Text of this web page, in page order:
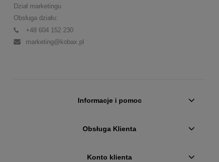
Dział marketingu
Obsługa działu:
+48 604 152 230
marketing@kobax.pl
Informacje i pomoc
Obsługa Klienta
Konto klienta